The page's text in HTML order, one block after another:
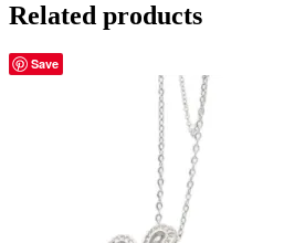
Related products
Save